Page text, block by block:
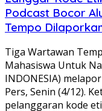
Podcast Bocor
Tempo
Tiga Wartawan
Mahasiswa Untuk
INDONESIA)
Pers, Senin (4/12).
pelanggaran kode